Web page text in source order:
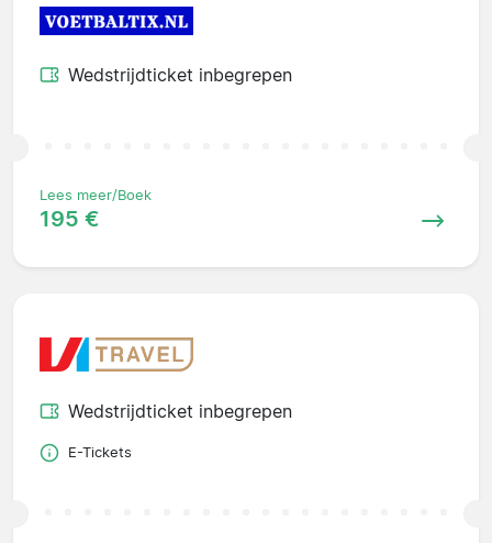
Wedstrijdticket inbegrepen
Lees meer/Boek
195 €
Wedstrijdticket inbegrepen
E-Tickets